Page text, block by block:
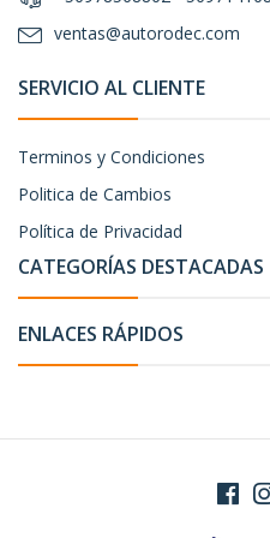
ventas@autorodec.com
SERVICIO AL CLIENTE
Terminos y Condiciones
Politica de Cambios
Política de Privacidad
CATEGORÍAS DESTACADAS
ENLACES RÁPIDOS